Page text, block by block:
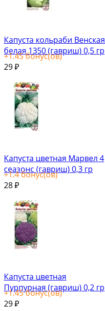
Капуста кольраби Венская
белая 1350 (гавриш) 0,5 гр
+1.45бонус(ов)
29 ₽
Капуста цветная Марвел 4
сеазонс (гавриш) 0,3 гр
+1.4бонус(ов)
28 ₽
Капуста цветная
Пурпурная (гавриш) 0,2 гр
+1.45бонус(ов)
29 ₽